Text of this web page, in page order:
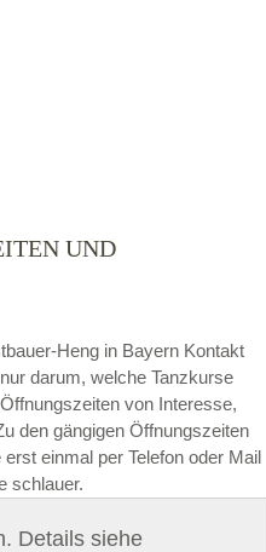
UND
Heng in Bayern Kontakt
darum, welche Tanzkurse
von Interesse,
den gängigen Öffnungszeiten
einmal per Telefon oder Mail
schlauer.
Details siehe